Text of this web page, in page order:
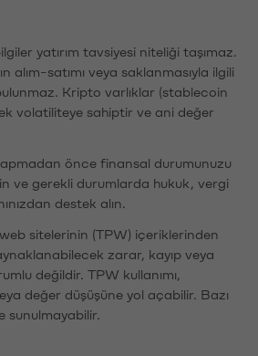
yatırım tavsiyesi niteliği taşımaz.
alım-satımı veya saklanmasıyla ilgili
Kripto varlıklar (stablecoin
volatiliteye sahiptir ve ani değer
önce finansal durumunuzu
ve gerekli durumlarda hukuk, vergi
destek alın.
sitelerinin (TPW) içeriklerinden
zarar, kayıp veya
değildir. TPW kullanımı,
değer düşüşüne yol açabilir. Bazı
sunulmayabilir.